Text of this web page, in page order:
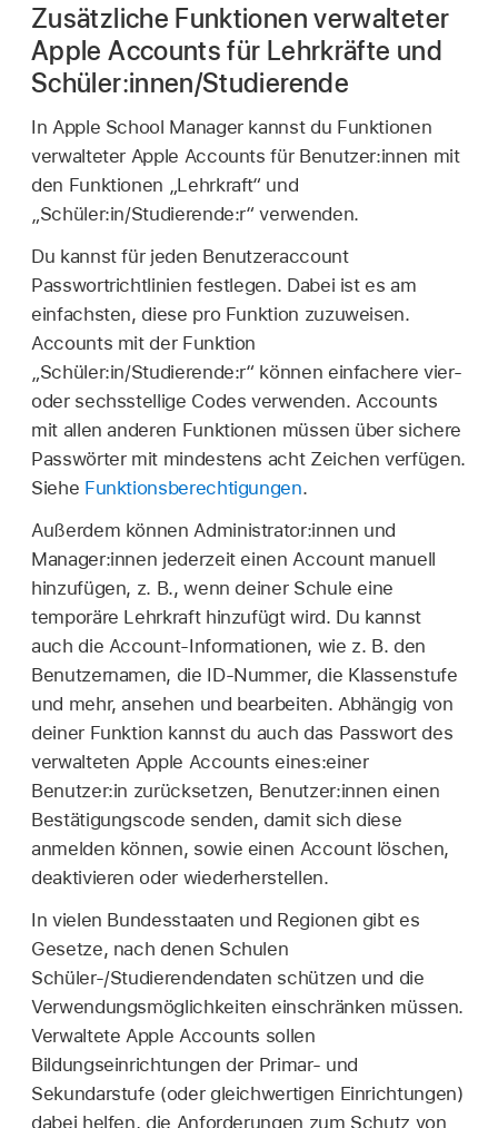
Zusätzliche Funktionen verwalteter
Apple Accounts für Lehrkräfte und
Schüler:innen/Studierende
In Apple School Manager kannst du Funktionen
verwalteter Apple Accounts für Benutzer:innen mit
den Funktionen „Lehrkraft“ und
„Schüler:in/Studierende:r“ verwenden.
Du kannst für jeden Benutzeraccount
Passwortrichtlinien festlegen. Dabei ist es am
einfachsten, diese pro Funktion zuzuweisen.
Accounts mit der Funktion
„Schüler:in/Studierende:r“ können einfachere vier-
oder sechsstellige Codes verwenden. Accounts
mit allen anderen Funktionen müssen über sichere
Passwörter mit mindestens acht Zeichen verfügen.
Siehe Funktionsberechtigungen.
Außerdem können Administrator:innen und
Manager:innen jederzeit einen Account manuell
hinzufügen, z. B., wenn deiner Schule eine
temporäre Lehrkraft hinzufügt wird. Du kannst
auch die Account-Informationen, wie z. B. den
Benutzernamen, die ID-Nummer, die Klassenstufe
und mehr, ansehen und bearbeiten. Abhängig von
deiner Funktion kannst du auch das Passwort des
verwalteten Apple Accounts eines:einer
Benutzer:in zurücksetzen, Benutzer:innen einen
Bestätigungscode senden, damit sich diese
anmelden können, sowie einen Account löschen,
deaktivieren oder wiederherstellen.
In vielen Bundesstaaten und Regionen gibt es
Gesetze, nach denen Schulen
Schüler-/Studierendendaten schützen und die
Verwendungsmöglichkeiten einschränken müssen.
Verwaltete Apple Accounts sollen
Bildungseinrichtungen der Primar- und
Sekundarstufe (oder gleichwertigen Einrichtungen)
dabei helfen, die Anforderungen zum Schutz von